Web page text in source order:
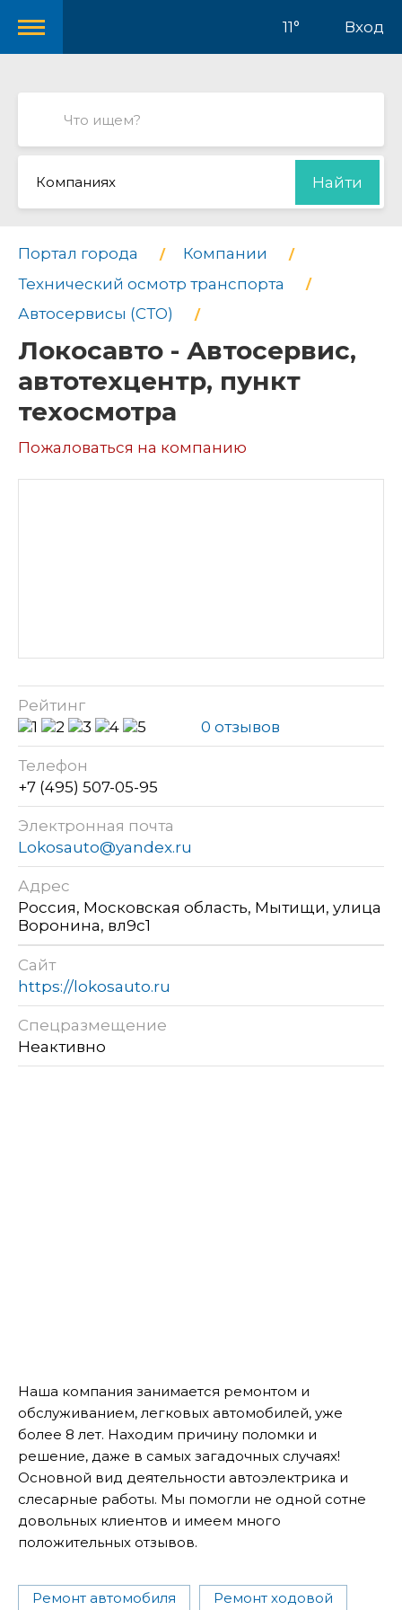
11° Вход
Компаниях Найти
Портал города
Компании
Технический осмотр транспорта
Автосервисы (СТО)
Локосавто - Автосервис,
автотехцентр, пункт
техосмотра
Пожаловаться на компанию
Рейтинг
0 отзывов
Телефон
+7 (495) 507-05-95
Электронная почта
Lokosauto@yandex.ru
Адрес
Россия, Московская область, Мытищи, улица
Воронина, вл9с1
Сайт
https://lokosauto.ru
Спецразмещение
Неактивно
Наша компания занимается ремонтом и
обслуживанием, легковых автомобилей, уже
более 8 лет. Находим причину поломки и
решение, даже в самых загадочных случаях!
Основной вид деятельности автоэлектрика и
слесарные работы. Мы помогли не одной сотне
довольных клиентов и имеем много
положительных отзывов.
Ремонт автомобиля Ремонт ходовой